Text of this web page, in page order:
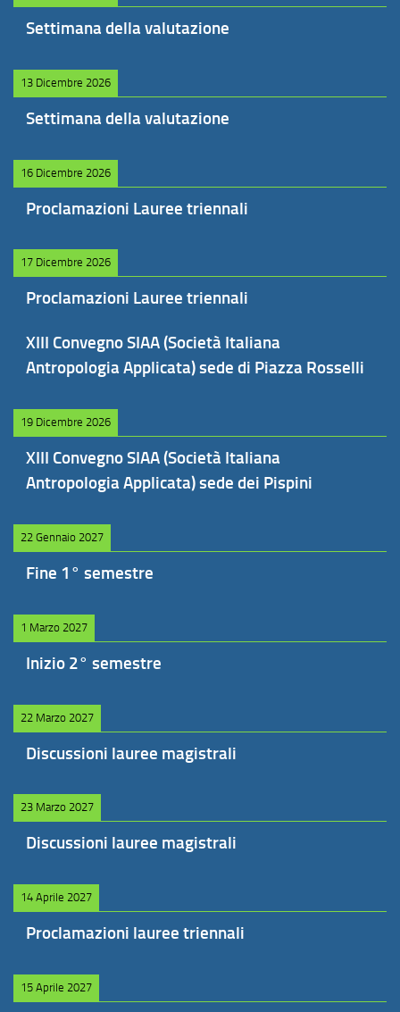
Settimana della valutazione
13 Dicembre 2026
Settimana della valutazione
16 Dicembre 2026
Proclamazioni Lauree triennali
17 Dicembre 2026
Proclamazioni Lauree triennali
XIII Convegno SIAA (Società Italiana
Antropologia Applicata) sede di Piazza Rosselli
19 Dicembre 2026
XIII Convegno SIAA (Società Italiana
Antropologia Applicata) sede dei Pispini
22 Gennaio 2027
Fine 1° semestre
1 Marzo 2027
Inizio 2° semestre
22 Marzo 2027
Discussioni lauree magistrali
23 Marzo 2027
Discussioni lauree magistrali
14 Aprile 2027
Proclamazioni lauree triennali
15 Aprile 2027